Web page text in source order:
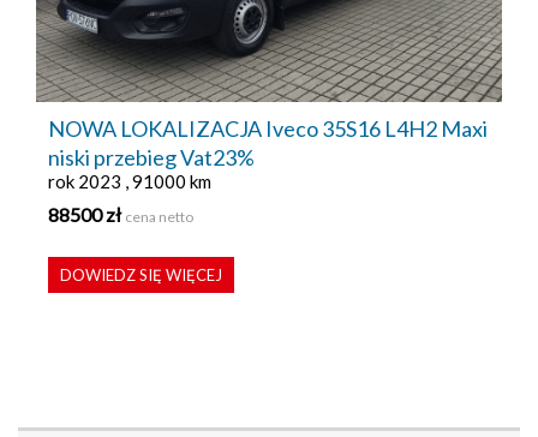
NOWA LOKALIZACJA Iveco 35S16 L4H2 Maxi
niski przebieg Vat23%
rok 2023 , 91000 km
88500 zł cena netto
DOWIEDZ SIĘ WIĘCEJ